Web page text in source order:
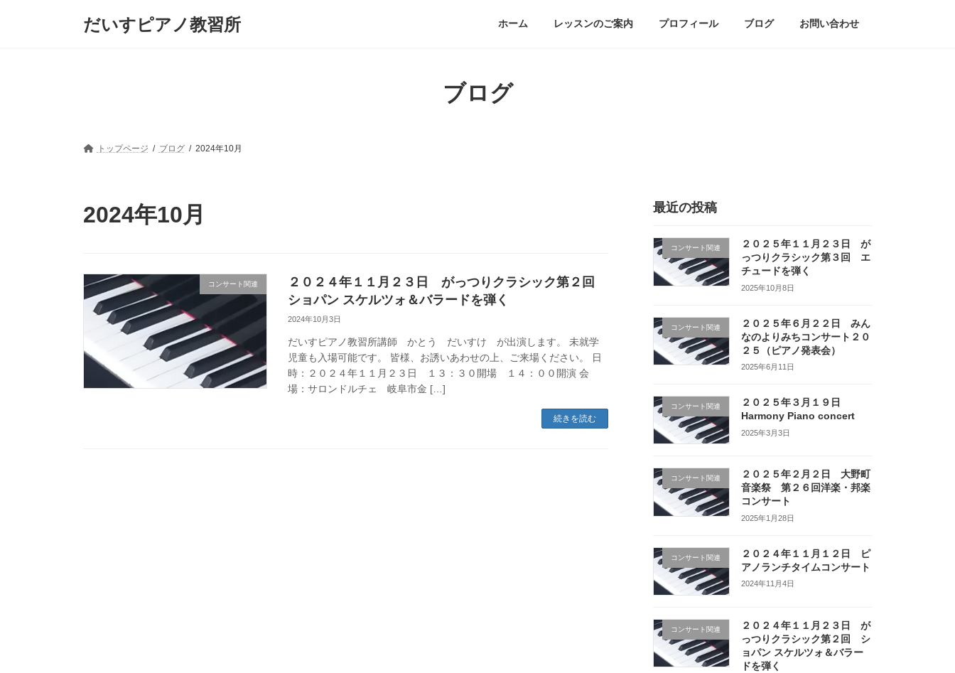
だいすピアノ教習所 ホーム レッスンのご案内 プロフィール ブログ お問い合わせ
ブログ
トップページ ブログ 2024年10月
2024年10月
コンサート関連
２０２４年１１月２３日 がっつりクラシック第２回
ショパン スケルツォ＆バラードを弾く
2024年10月3日
だいすピアノ教習所講師 かとう だいすけ が出演します。 未就学
児童も入場可能です。 皆様、お誘いあわせの上、ご来場ください。 日
時：２０２４年１１月２３日 １３：３０開場 １４：００開演 会
場：サロンドルチェ 岐阜市金 […]
続きを読む
最近の投稿
コンサート関連
２０２５年１１月２３日 が
っつりクラシック第３回 エ
チュードを弾く
2025年10月8日
コンサート関連
２０２５年６月２２日 みん
なのよりみちコンサート２０
２５（ピアノ発表会）
2025年6月11日
コンサート関連
２０２５年３月１９日
Harmony Piano concert
2025年3月3日
コンサート関連
２０２５年２月２日 大野町
音楽祭 第２６回洋楽・邦楽
コンサート
2025年1月28日
コンサート関連
２０２４年１１月１２日 ピ
アノランチタイムコンサート
2024年11月4日
コンサート関連
２０２４年１１月２３日 が
っつりクラシック第２回 シ
ョパン スケルツォ＆バラー
ドを弾く